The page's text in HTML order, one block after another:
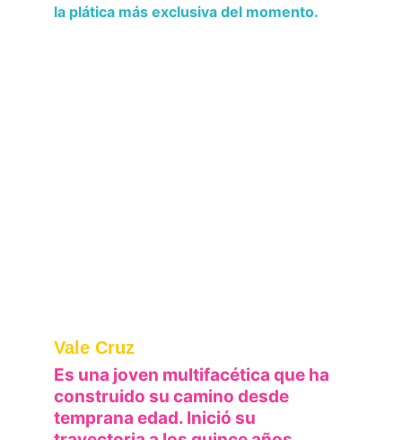
la plática más exclusiva del momento.
Es una joven multifacética que ha
construido su camino desde
temprana edad. Inició su
Vale Cruz